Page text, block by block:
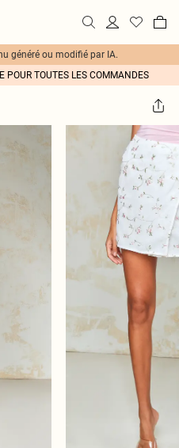
généré ou modifié par IA.
POUR TOUTES LES COMMANDES